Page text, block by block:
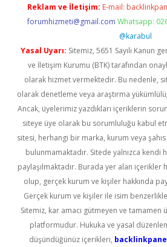
Reklam ve İletişim: E-mail:
forumhizmeti@gmail.com Whatsapp:
@karabul
Yasal Uyarı: Sitemiz, 5651 Sayılı Kanun
ve İletişim Kurumu (BTK) tarafından
olarak hizmet vermektedir. Bu nedenle,
olarak denetleme veya araştırma
Ancak, üyelerimiz yazdıkları içeriklerin
siteye üye olarak bu sorumluluğu kabul
sitesi, herhangi bir marka, kurum veya
bulunmamaktadır. Sitede yalnızca kendi
paylaşılmaktadır. Burada yer alan içerikler
olup, gerçek kurum ve kişiler hakkında
Gerçek kurum ve kişiler ile isim
Sitemiz, kar amacı gütmeyen ve tamamen
platformudur. Hukuka ve yasal
düşündüğünüz içerikleri,